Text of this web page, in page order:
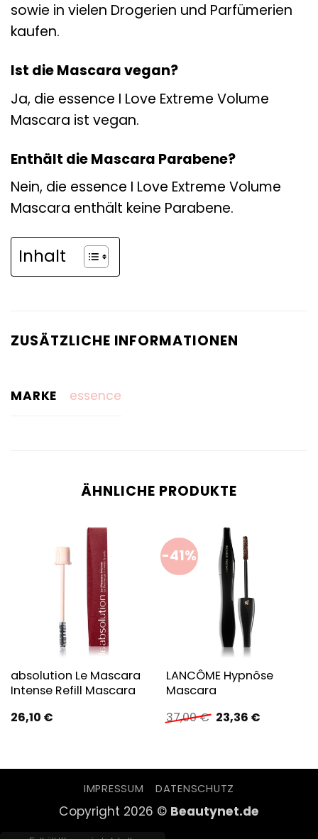
sowie in vielen Drogerien und Parfümerien
kaufen.
Ist die Mascara vegan?
Ja, die essence I Love Extreme Volume
Mascara ist vegan.
Enthält die Mascara Parabene?
Nein, die essence I Love Extreme Volume
Mascara enthält keine Parabene.
Inhalt
ZUSÄTZLICHE INFORMATIONEN
MARKE essence
ÄHNLICHE PRODUKTE
absolution Le Mascara
Intense Refill Mascara
26,10 €
-41%
LANCÔME Hypnôse
Mascara
37,00€ Ursprünglicher
Preis
23,36 €Aktueller
IMPRESSUM DATENSCHUTZ
Copyright 2026 © Beautynet.de